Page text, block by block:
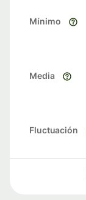
Mínimo
Media
Fluctuación